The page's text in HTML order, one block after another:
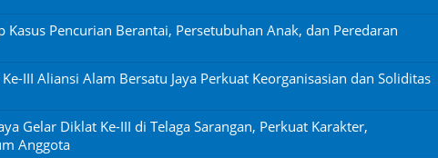
Kasus Pencurian Berantai, Persetubuhan Anak, dan Peredaran
III Aliansi Alam Bersatu Jaya Perkuat Keorganisasian dan Soliditas
Gelar Diklat Ke-III di Telaga Sarangan, Perkuat Karakter,
Anggota